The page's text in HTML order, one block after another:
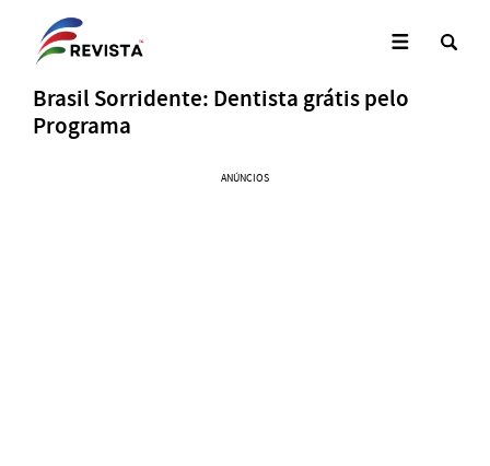
Brasil Sorridente: Dentista grátis pelo
Programa
ANÚNCIOS